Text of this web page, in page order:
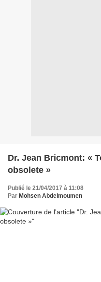
Dr. Jean Bricmont: «
obsolete »
Publié le 21/04/2017 à 11:08
Par Mohsen Abdelmoumen